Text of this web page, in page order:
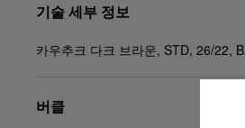
기술 세부 정보
카우추크 다크 브라운, STD, 26/22,
버클